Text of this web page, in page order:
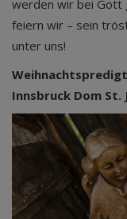
werden wir bei Gott
feiern wir – sein
unter uns!
Innsbruck Dom St.